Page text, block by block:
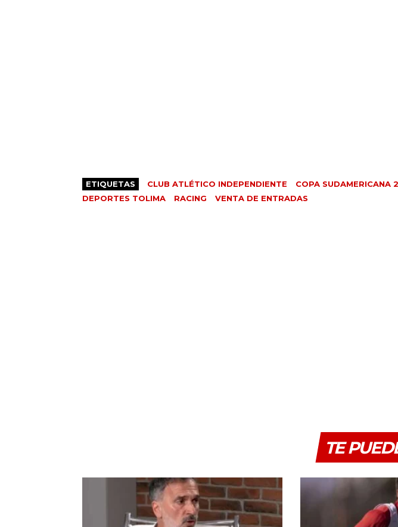
ETIQUETAS CLUB ATLÉTICO INDEPENDIENTE
COPA SUDAMERICANA
DEPORTES TOLIMA
RACING VENTA DE ENTRADAS
TE